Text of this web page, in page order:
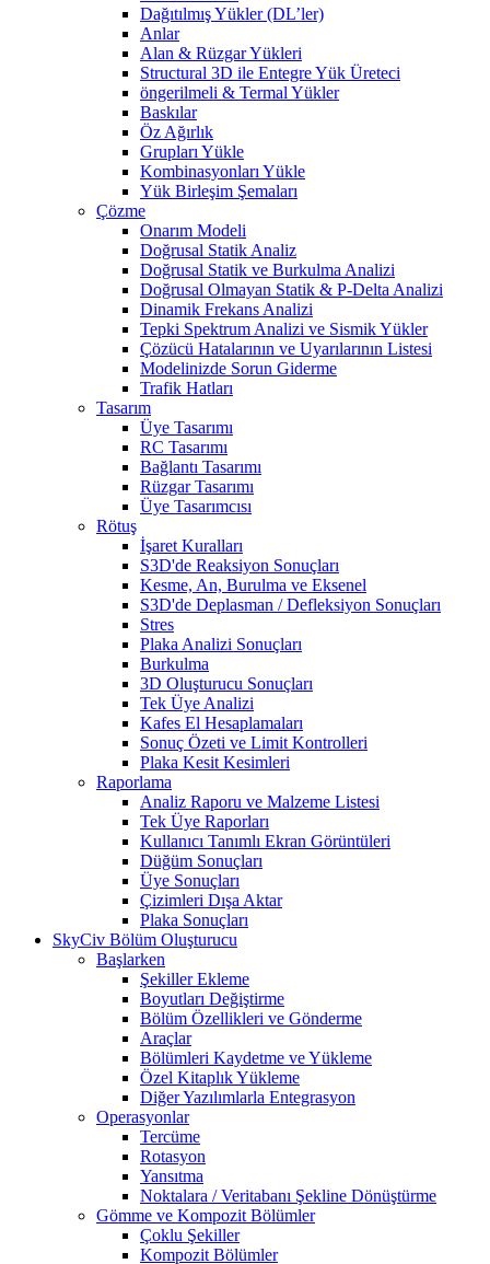
Dağıtılmış Yükler (DL’ler)
Anlar
Alan & Rüzgar Yükleri
Structural 3D ile Entegre Yük Üreteci
öngerilmeli & Termal Yükler
Baskılar
Öz Ağırlık
Grupları Yükle
Kombinasyonları Yükle
Yük Birleşim Şemaları
Çözme
Onarım Modeli
Doğrusal Statik Analiz
Doğrusal Statik ve Burkulma Analizi
Doğrusal Olmayan Statik & P-Delta Analizi
Dinamik Frekans Analizi
Tepki Spektrum Analizi ve Sismik Yükler
Çözücü Hatalarının ve Uyarılarının Listesi
Modelinizde Sorun Giderme
Trafik Hatları
Tasarım
Üye Tasarımı
RC Tasarımı
Bağlantı Tasarımı
Rüzgar Tasarımı
Üye Tasarımcısı
Rötuş
İşaret Kuralları
S3D'de Reaksiyon Sonuçları
Kesme, An, Burulma ve Eksenel
S3D'de Deplasman / Defleksiyon Sonuçları
Stres
Plaka Analizi Sonuçları
Burkulma
3D Oluşturucu Sonuçları
Tek Üye Analizi
Kafes El Hesaplamaları
Sonuç Özeti ve Limit Kontrolleri
Plaka Kesit Kesimleri
Raporlama
Analiz Raporu ve Malzeme Listesi
Tek Üye Raporları
Kullanıcı Tanımlı Ekran Görüntüleri
Düğüm Sonuçları
Üye Sonuçları
Çizimleri Dışa Aktar
Plaka Sonuçları
SkyCiv Bölüm Oluşturucu
Başlarken
Şekiller Ekleme
Boyutları Değiştirme
Bölüm Özellikleri ve Gönderme
Araçlar
Bölümleri Kaydetme ve Yükleme
Özel Kitaplık Yükleme
Diğer Yazılımlarla Entegrasyon
Operasyonlar
Tercüme
Rotasyon
Yansıtma
Noktalara / Veritabanı Şekline Dönüştürme
Gömme ve Kompozit Bölümler
Çoklu Şekiller
Kompozit Bölümler